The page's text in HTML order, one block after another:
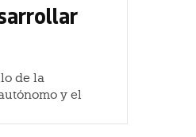
de la
y el